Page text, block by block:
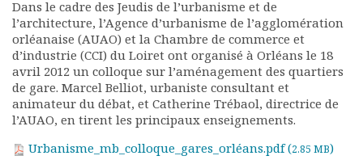
L’association
Qui sommes-nous ?
Présentation vidéo
Le bureau
Statuts de l’association
Vie de l’association
Calendrier des activités
Assemblées générales
Dans le cadre des Jeudis de l’urbanisme et de
l’architecture, l’Agence d’urbanisme de l’agglomération
orléanaise (AUAO) et la Chambre de commerce et
d’industrie (CCI) du Loiret ont organisé à Orléans le 18
avril 2012 un colloque sur l’aménagement des quartiers
de gare. Marcel Belliot, urbaniste consultant et
animateur du débat, et Catherine Trébaol, directrice de
l’AUAO, en tirent les principaux enseignements.
Urbanisme_mb_colloque_gares_orléans.pdf (2.85 MB)